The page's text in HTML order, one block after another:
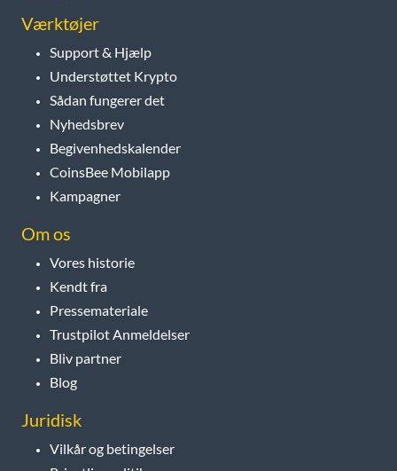
Værktøjer
Support & Hjælp
Understøttet Krypto
Sådan fungerer det
Nyhedsbrev
Begivenhedskalender
CoinsBee Mobilapp
Kampagner
Om os
Vores historie
Kendt fra
Pressemateriale
Trustpilot Anmeldelser
Bliv partner
Blog
Juridisk
Vilkår og betingelser